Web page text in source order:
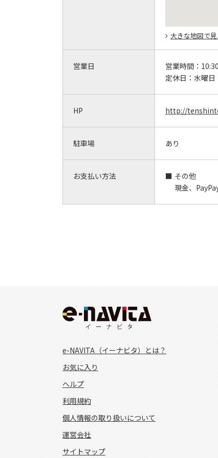
大きな地図で見
営業日 営業時間：
定休日： 水曜日
HP http://
駐車場 あり
お支払い方法
その他
現金、
e-NAVITA（イーナビタ）とは？
お気に入り
ヘルプ
利用規約
個人情報の取り扱いについて
運営会社
サイトマップ